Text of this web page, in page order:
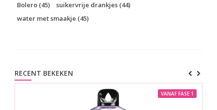
Bolero (45) suikervrije drankjes (44)
water met smaakje (45)
RECENT BEKEKEN
VANAF FASE 1